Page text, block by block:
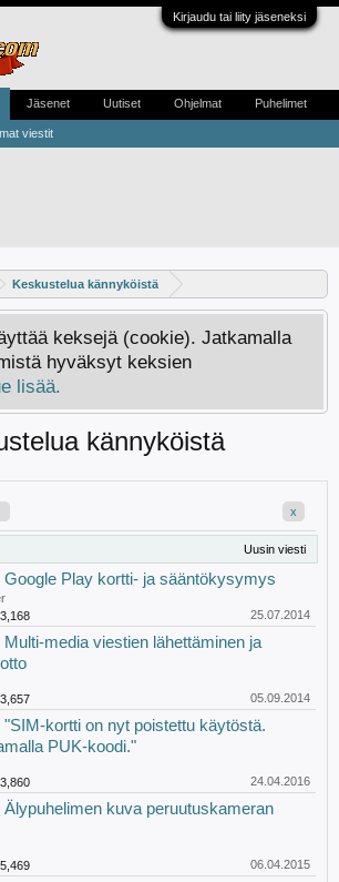
Kirjaudu tai liity jäseneksi
Keskustelua kännyköistä
keksejä (cookie). Jatkamalla
hyväksyt keksien
lisää.
kännyköistä
x
Uusin viesti
Google Play kortti- ja sääntökysymys
3,168 25.07.2014
Multi-media viestien lähettäminen ja
3,657 05.09.2014
"SIM-kortti on nyt poistettu käytöstä.
PUK-koodi."
3,860 24.04.2016
Älypuhelimen kuva peruutuskameran
5,469 06.04.2015
viestit
Jäsenet Uutiset Ohjelmat Puhelimet